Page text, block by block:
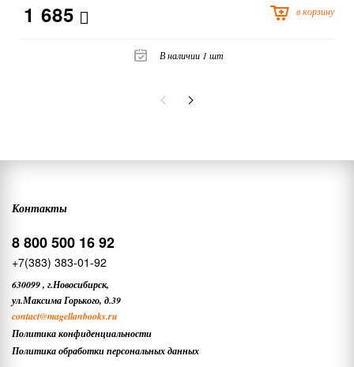
1 685 в корзину
В наличии 1 шт
Контакты
8 800 500 16 92
+7(383) 383-01-92
630099, г.Новосибирск,
ул.Максима Горького, д.39
contact@magellanbooks.ru
Политика конфиденциальности
Политика обработки персональных данных